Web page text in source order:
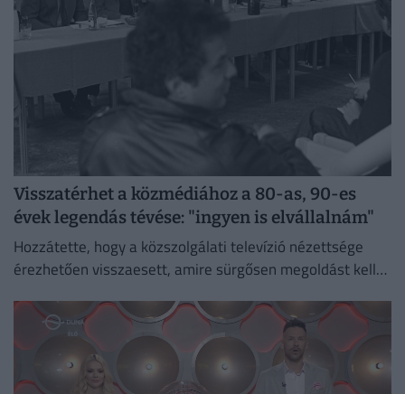
Visszatérhet a közmédiához a 80-as, 90-es
évek legendás tévése: "ingyen is elvállalnám"
Hozzátette, hogy a közszolgálati televízió nézettsége
érezhetően visszaesett, amire sürgősen megoldást kell